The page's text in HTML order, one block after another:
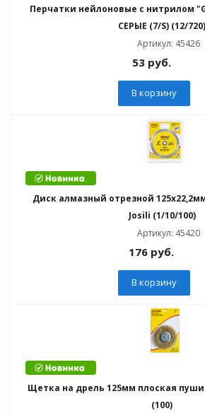
Перчатки нейлоновые с нитрилом
СЕРЫЕ (7/S) (12/720)
Артикул: 45426
53руб.
В корзину
Диск алмазный отрезной
Josili (1/10/100)
Артикул: 45420
176 руб.
В корзину
Щетка на дрель 125мм плоская
(100)